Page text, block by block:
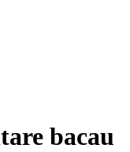
bacau